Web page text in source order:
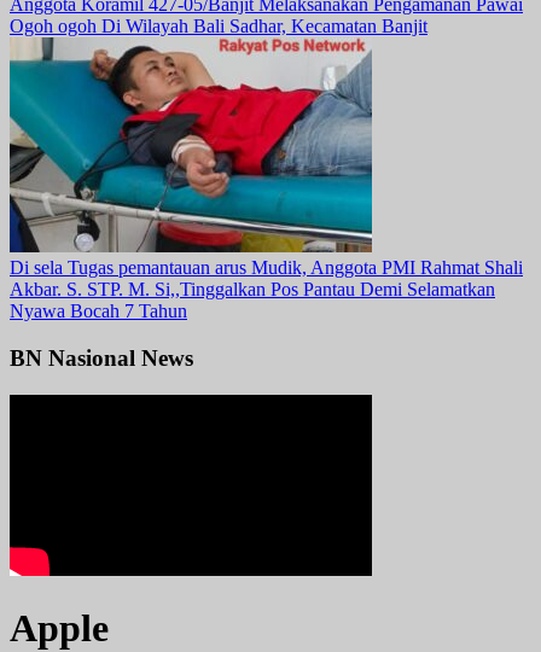
Anggota Koramil 427-05/Banjit Melaksanakan Pengamanan Pawai
Ogoh ogoh Di Wilayah Bali Sadhar, Kecamatan Banjit
Di sela Tugas pemantauan arus Mudik, Anggota PMI Rahmat Shali
Akbar. S. STP. M. Si,,Tinggalkan Pos Pantau Demi Selamatkan
Nyawa Bocah 7 Tahun
BN Nasional News
Apple